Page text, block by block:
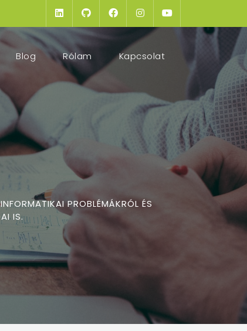
Blog Rólam Kapcsolat
PROBLÉMÁKRÓL ÉS
IS.